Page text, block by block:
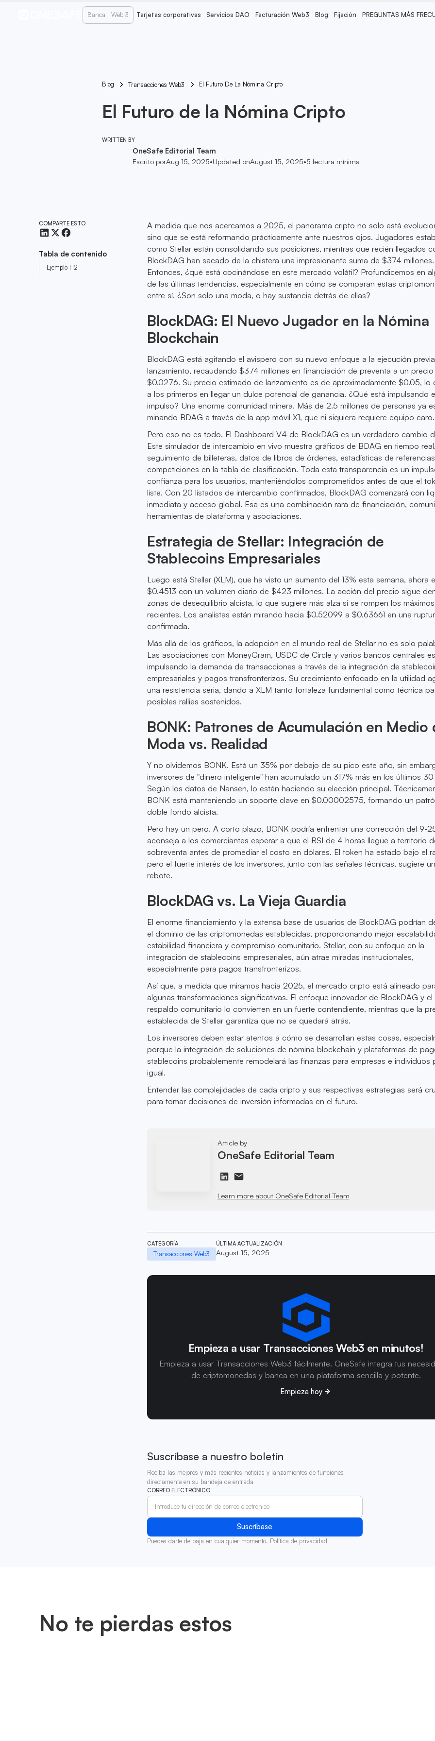
Banca Web 3 Tarjetas corporativas Servicios DAO Facturación Web3 Blog Fijación PREGUNTAS MÁS
Blog Transacciones Web3 El Futuro De La Nómina Cripto
El Futuro de la Nómina Cripto
WRITTEN BY
OneSafe Editorial Team
Escrito porAug 15, 2025•Updated onAugust 15, 2025•5 lectura mínima
COMPARTE ESTO
Tabla de contenido
Ejemplo H2
A medida que nos acercamos a 2025, el panorama cripto no solo está
sino que se está reformando prácticamente ante nuestros ojos. Jugadores
como Stellar están consolidando sus posiciones, mientras que recién llegados
BlockDAG han sacado de la chistera una impresionante suma de $374 millones.
Entonces, ¿qué está cocinándose en este mercado volátil? Profundicemos en
de las últimas tendencias, especialmente en cómo se comparan estas
entre sí. ¿Son solo una moda, o hay sustancia detrás de ellas?
BlockDAG: El Nuevo Jugador en la Nómina
Blockchain
BlockDAG está agitando el avispero con su nuevo enfoque a la ejecución
lanzamiento, recaudando $374 millones en financiación de preventa a un
$0.0276. Su precio estimado de lanzamiento es de aproximadamente $0.05, lo
a los primeros en llegar un dulce potencial de ganancia. ¿Qué está impulsando
impulso? Una enorme comunidad minera. Más de 2.5 millones de personas ya
minando BDAG a través de la app móvil X1, que ni siquiera requiere equipo caro.
Pero eso no es todo. El Dashboard V4 de BlockDAG es un verdadero cambio
Este simulador de intercambio en vivo muestra gráficos de BDAG en tiempo
seguimiento de billeteras, datos de libros de órdenes, estadísticas de
competiciones en la tabla de clasificación. Toda esta transparencia es un
confianza para los usuarios, manteniéndolos comprometidos antes de que el
liste. Con 20 listados de intercambio confirmados, BlockDAG comenzará con
inmediata y acceso global. Esa es una combinación rara de financiación,
herramientas de plataforma y asociaciones.
Estrategia de Stellar: Integración de
Stablecoins Empresariales
Luego está Stellar (XLM), que ha visto un aumento del 13% esta semana, ahora
$0.4513 con un volumen diario de $423 millones. La acción del precio sigue
zonas de desequilibrio alcista, lo que sugiere más alza si se rompen los máximos
recientes. Los analistas están mirando hacia $0.52099 a $0.63661 en una
confirmada.
Más allá de los gráficos, la adopción en el mundo real de Stellar no es solo
Las asociaciones con MoneyGram, USDC de Circle y varios bancos centrales
impulsando la demanda de transacciones a través de la integración de
empresariales y pagos transfronterizos. Su crecimiento enfocado en la utilidad
una resistencia seria, dando a XLM tanto fortaleza fundamental como técnica
posibles rallies sostenidos.
BONK: Patrones de Acumulación en Medio
Moda vs. Realidad
Y no olvidemos BONK. Está un 35% por debajo de su pico este año, sin
inversores de "dinero inteligente" han acumulado un 317% más en los últimos
Según los datos de Nansen, lo están haciendo su elección principal.
BONK está manteniendo un soporte clave en $0.00002575, formando un
doble fondo alcista.
Pero hay un pero. A corto plazo, BONK podría enfrentar una corrección del 9-
aconseja a los comerciantes esperar a que el RSI de 4 horas llegue a territorio
sobreventa antes de promediar el costo en dólares. El token ha estado bajo el
pero el fuerte interés de los inversores, junto con las señales técnicas, sugiere
rebote.
BlockDAG vs. La Vieja Guardia
El enorme financiamiento y la extensa base de usuarios de BlockDAG podrían
el dominio de las criptomonedas establecidas, proporcionando mejor
estabilidad financiera y compromiso comunitario. Stellar, con su enfoque en la
integración de stablecoins empresariales, aún atrae miradas institucionales,
especialmente para pagos transfronterizos.
Así que, a medida que miramos hacia 2025, el mercado cripto está alineado
algunas transformaciones significativas. El enfoque innovador de BlockDAG y el
respaldo comunitario lo convierten en un fuerte contendiente, mientras que la
establecida de Stellar garantiza que no se quedará atrás.
Los inversores deben estar atentos a cómo se desarrollan estas cosas,
porque la integración de soluciones de nómina blockchain y plataformas de
stablecoins probablemente remodelará las finanzas para empresas e individuos
igual.
Entender las complejidades de cada cripto y sus respectivas estrategias será
para tomar decisiones de inversión informadas en el futuro.
Article by
OneSafe Editorial Team
Learn more about OneSafe Editorial Team
CATEGORÍA
Transacciones Web3
ÚLTIMA ACTUALIZACIÓN
August 15, 2025
Empieza a usar Transacciones Web3 en minutos!
Empieza a usar Transacciones Web3 fácilmente. OneSafe integra tus
de criptomonedas y banca en una plataforma sencilla y potente.
Empieza hoy
Suscríbase a nuestro boletín
Reciba las mejores y más recientes noticias y lanzamientos de funciones
directamente en su bandeja de entrada
CORREO ELECTRÓNICO
Puedes darte de baja en cualquier momento. Política de privacidad
No te pierdas estos